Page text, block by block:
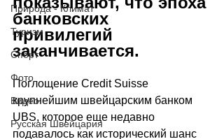
Природа - Климат
Туризм
Спорт
Фото
Видео
Русская Швейцария
банковских
привилегий
заканчивается.
Поглощение Credit Suisse
крупнейшим швейцарским банком
UBS, которое еще недавно
подавалось как исторический шанс